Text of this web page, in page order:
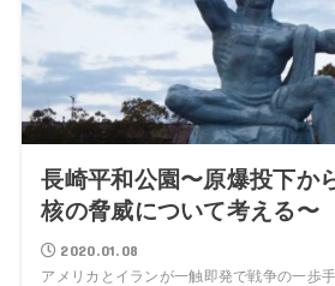
長崎平和公園〜原爆投下か
核の脅威について考える〜
2020.01.08
アメリカとイランが一触即発で戦争の一歩